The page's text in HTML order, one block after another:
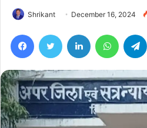
Shrikant December 16, 2024